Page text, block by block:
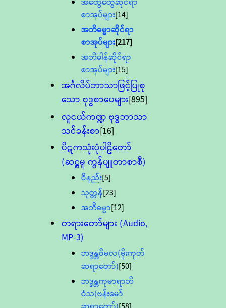
စာအုပ်များ[14]
အဘိဓမ္မာဆိုင်ရာ
စာအုပ်များ[217]
အဘိဓါန်ဆိုင်ရာ
စာအုပ်များ[15]
အင်္ဂလိပ်ဘာသာဖြင့်ပြုစု
သော ဗုဒ္ဓစာပေများ[895]
လူငယ်ကဏ္ဍ ဗုဒ္ဓဘာသာ
သင်ခန်းစာ[16]
ပိဋကသုံးပုံပါဠိတော်
(ဆဋ္ဌမူ ကွန်ပျူတာစာစီ)
ဝိနည်း[5]
သုတ္တန်[23]
အဘိဓမ္မာ[12]
တရားတော်များ (Audio,
MP-3)
ဘဒ္ဒန္တဝိမလ(မိုးကုတ်
ဆရာတော်)[50]
ဘဒ္ဒန္တကုမာရာဘိ
ဝံသ(ဗန်းမော်